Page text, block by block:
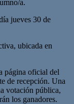
a.
jueves 30 de
ubicada en
página oficial del
de recepción. Una
votación pública,
los ganadores.